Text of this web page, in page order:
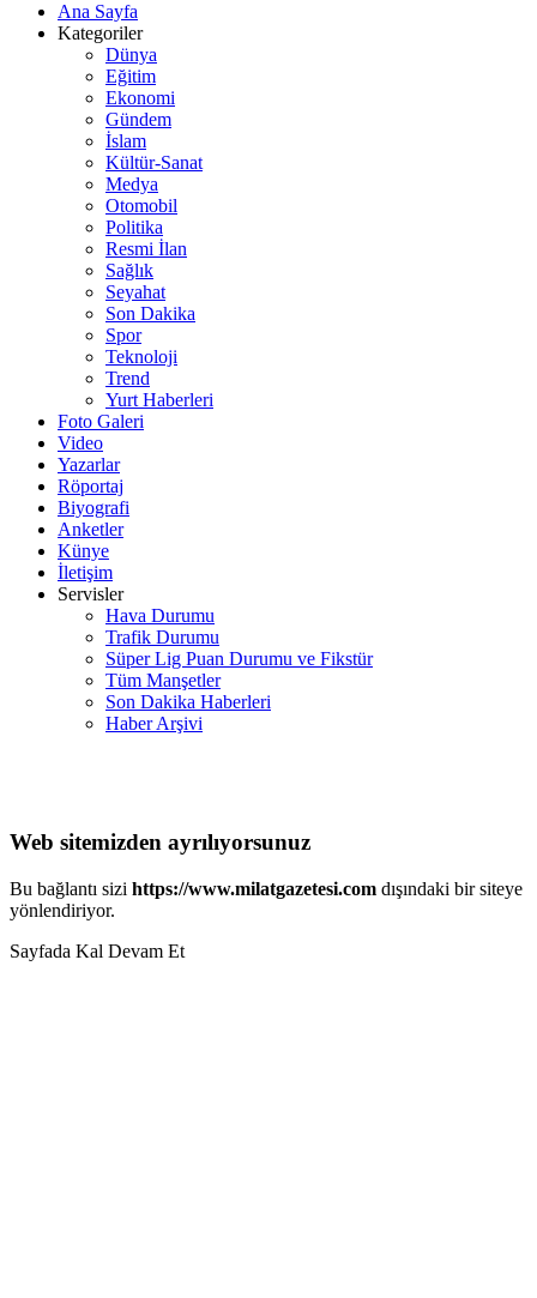
Ana Sayfa
Kategoriler
Dünya
Eğitim
Ekonomi
Gündem
İslam
Kültür-Sanat
Medya
Otomobil
Politika
Resmi İlan
Sağlık
Seyahat
Son Dakika
Spor
Teknoloji
Trend
Yurt Haberleri
Foto Galeri
Video
Yazarlar
Röportaj
Biyografi
Anketler
Künye
İletişim
Servisler
Hava Durumu
Trafik Durumu
Süper Lig Puan Durumu ve Fikstür
Tüm Manşetler
Son Dakika Haberleri
Haber Arşivi
Web sitemizden ayrılıyorsunuz
Bu bağlantı sizi https://www.milatgazetesi.com dışındaki bir siteye
yönlendiriyor.
Sayfada Kal Devam Et